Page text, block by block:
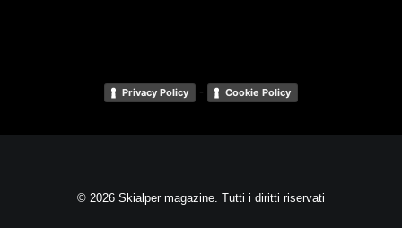
Privacy Policy - Cookie Policy
© 2026 Skialper magazine. Tutti i diritti riservati